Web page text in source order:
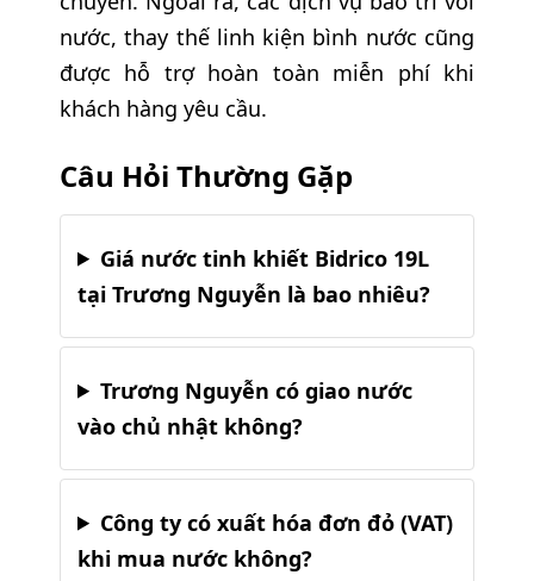
nước, thay thế linh kiện bình nước cũng
được hỗ trợ hoàn toàn miễn phí khi
khách hàng yêu cầu.
Câu Hỏi Thường Gặp
Giá nước tinh khiết Bidrico 19L
tại Trương Nguyễn là bao nhiêu?
Trương Nguyễn có giao nước
vào chủ nhật không?
Công ty có xuất hóa đơn đỏ (VAT)
khi mua nước không?